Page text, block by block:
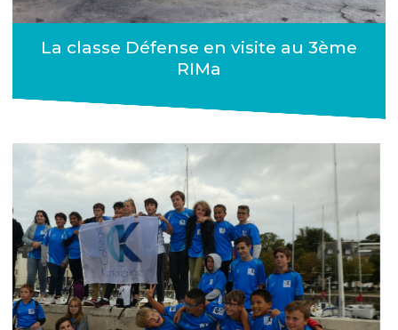
La classe Défense en visite au 3ème
RIMa